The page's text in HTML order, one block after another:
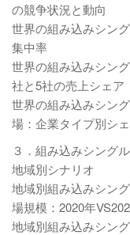
の競争状況と動向
世界の組み込みシン
集中率
世界の組み込みシン
社と5社の売上シェア
世界の組み込みシン
場：企業タイプ別シ
３．組み込みシング
地域別シナリオ
地域別組み込みシン
場規模：2020年
地域別組み込みシン